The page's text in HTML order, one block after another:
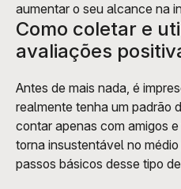
aumentar o seu alcance na
Como coletar e
avaliações
Antes de mais nada, é
realmente tenha um padrão
contar apenas com amigos
torna insustentável no
passos básicos desse tipo